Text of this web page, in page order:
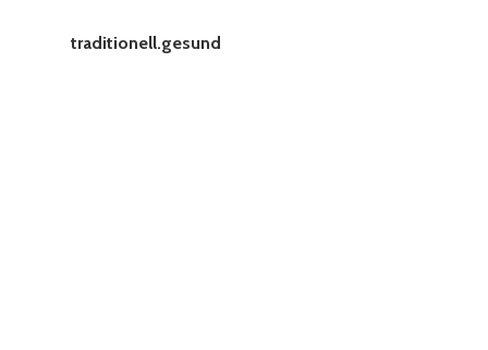
traditionell.gesund